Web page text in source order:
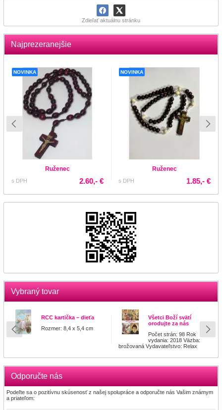
Zdieľať aktuálnu stránku
Najprezeranejšie
NOVINKA
Ruženec
s DPH 2.60,- €
NOVINKA
Ruženec
s DPH 1.85,- €
Vybraný tovar
RCC kartička – dieťa
Rozmer: 8,4 x 5,4 cm
Všetci Boží svätí
orodujte za nás
Počet strán: 98 Rok
vydania: 2018 Väzba:
brožovaná Vydavateľstvo: Relax
Odporučte nás
Podeľte sa o pozitívnu skúsenosť z našej spolupráce a odporučte nás Vašim známym
a priateľom: